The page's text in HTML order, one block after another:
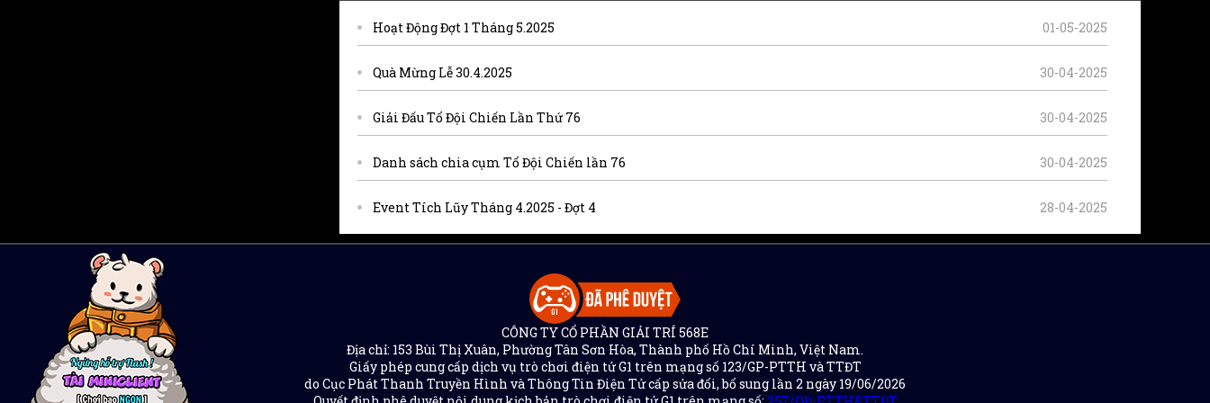
Hoạt Động Đợt 1 Tháng 5.2025 01-05-2025
Quà Mừng Lễ 30.4.2025 30-04-2025
Giải Đấu Tổ Đội Chiến Lần Thứ 76 30-04-2025
Danh sách chia cụm Tổ Đội Chiến lần 76 30-04-2025
Event Tích Lũy Tháng 4.2025 - Đợt 4 28-04-2025
CÔNG TY CỔ PHẦN GIẢI TRÍ 568E
Địa chỉ: 153 Bùi Thị Xuân, Phường Tân Sơn Hòa, Thành phố Hồ Chí Minh, Việt Nam.
Giấy phép cung cấp dịch vụ trò chơi điện tử G1 trên mạng số 123/GP-PTTH và TTĐT
do Cục Phát Thanh Truyền Hình và Thông Tin Điện Tử cấp sửa đổi, bổ sung lần 2 ngày 19/06/2026